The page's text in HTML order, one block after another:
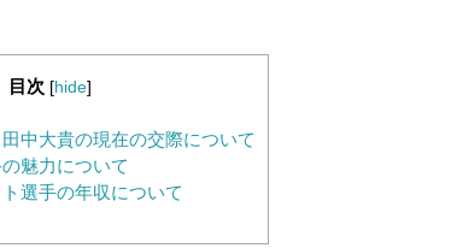
目次 [hide]
中大貴の現在の交際について
魅力について
選手の年収について